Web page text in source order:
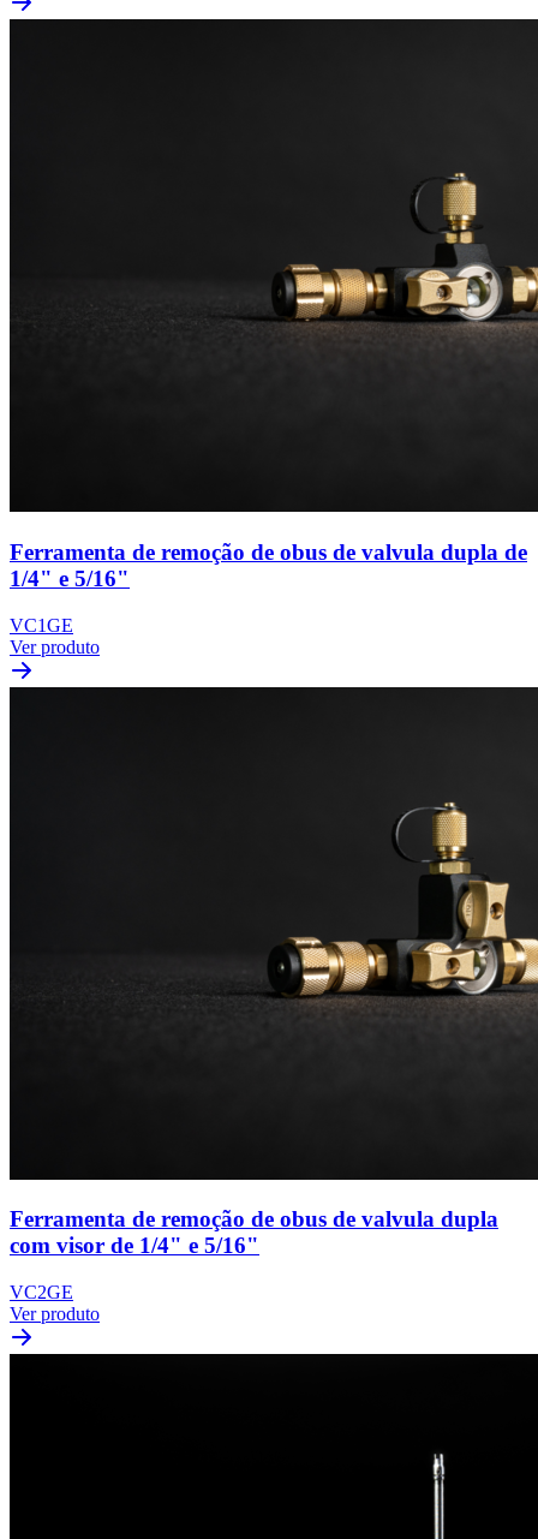
Ferramenta de remoção de obus de valvula dupla de
1/4" e 5/16"
VC1GE
Ver produto
Ferramenta de remoção de obus de valvula dupla
com visor de 1/4" e 5/16"
VC2GE
Ver produto